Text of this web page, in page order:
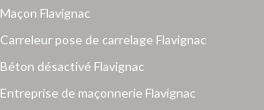
Maçon Flavignac
Carreleur pose de carrelage Flavignac
Béton désactivé Flavignac
Entreprise de maçonnerie Flavignac